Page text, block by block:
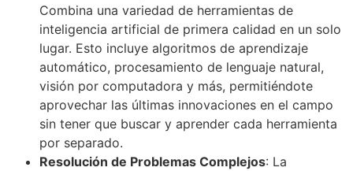
Combina una variedad de herramientas de
inteligencia artificial de primera calidad en un solo
lugar. Esto incluye algoritmos de aprendizaje
automático, procesamiento de lenguaje natural,
visión por computadora y más, permitiéndote
aprovechar las últimas innovaciones en el campo
sin tener que buscar y aprender cada herramienta
por separado.
Resolución de Problemas Complejos: La